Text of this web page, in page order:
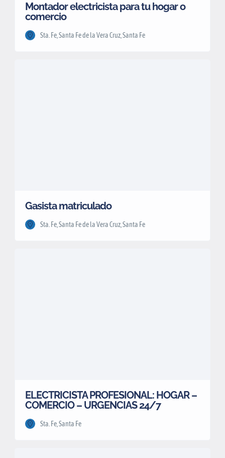
Montador electricista para tu hogar o
comercio
Sta. Fe, Santa Fe de la Vera Cruz, Santa Fe
Gasista matriculado
Sta. Fe, Santa Fe de la Vera Cruz, Santa Fe
ELECTRICISTA PROFESIONAL: HOGAR –
COMERCIO – URGENCIAS 24/7
Sta. Fe, Santa Fe